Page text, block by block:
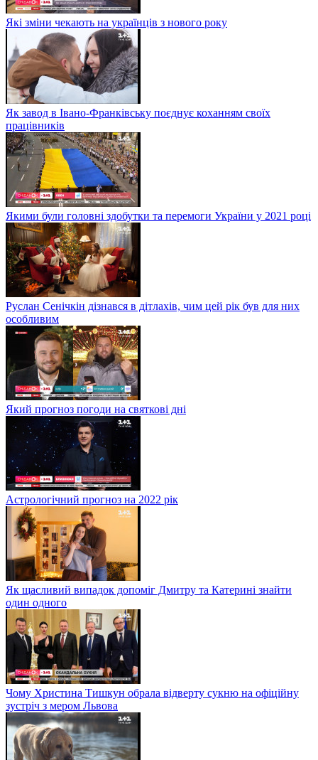
Які зміни чекають на українців з нового року
Як завод в Івано-Франківську поєднує коханням своїх
працівників
Якими були головні здобутки та перемоги України у 2021 році
Руслан Сенічкін дізнався в дітлахів, чим цей рік був для них
особливим
Який прогноз погоди на святкові дні
Астрологічний прогноз на 2022 рік
Як щасливий випадок допоміг Дмитру та Катерині знайти
один одного
Чому Христина Тишкун обрала відверту сукню на офіційну
зустріч з мером Львова